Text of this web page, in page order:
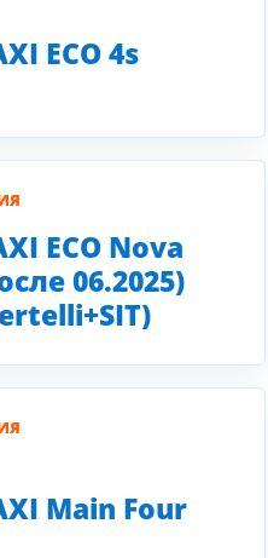
ECO 4s
ECO Nova
06.2025)
Main Four